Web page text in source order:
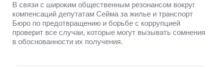
В связи с широким общественным резонансом вокруг
компенсаций депутатам Сейма за жилье и транспорт
Бюро по предотвращению и борьбе с коррупцией
проверит все случаи, которые могут вызывать сомнения
в обоснованности их получения.